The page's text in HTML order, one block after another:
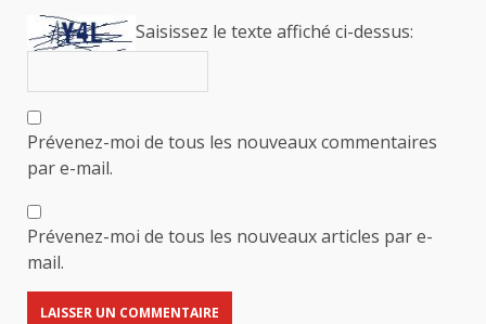
Saisissez le texte affiché ci-dessus:
Prévenez-moi de tous les nouveaux commentaires
par e-mail.
Prévenez-moi de tous les nouveaux articles par e-
mail.